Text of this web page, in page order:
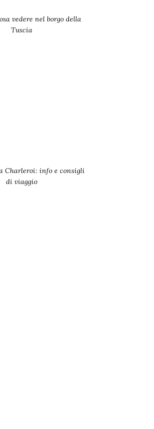
vedere nel borgo della
Tuscia
Charleroi: info e consigli
di viaggio